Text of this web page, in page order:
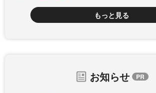
もっと見る
お知らせ